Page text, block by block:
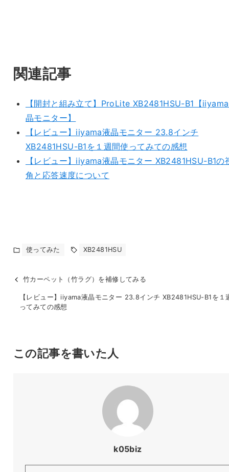
関連記事
【開封と組み立て】ProLite XB2481HSU-B1【
晶モニター】
【レビュー】iiyama液晶モニター 23.8インチ
XB2481HSU-B1を１週間使ってみての感想
【レビュー】iiyama液晶モニター XB2481HSU-B1の
角と応答速度について
使ってみた XB2481HSU
竹カーペット（竹ラグ）を補修してみる
【レビュー】iiyama液晶モニター 23.8インチ XB2481HSU-B1を１
ってみての感想
この記事を書いた人
k05biz